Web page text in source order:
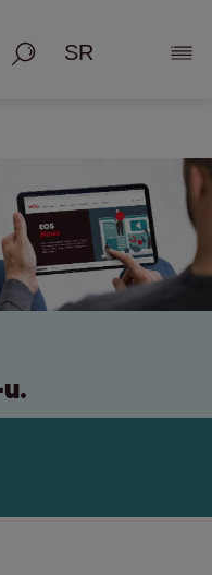
Pretraga